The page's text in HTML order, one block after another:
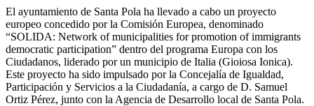
El ayuntamiento de Santa Pola ha llevado a cabo un proyecto
europeo concedido por la Comisión Europea, denominado
“SOLIDA: Network of municipalities for promotion of immigrants
democratic participation” dentro del programa Europa con los
Ciudadanos, liderado por un municipio de Italia (Gioiosa Ionica).
Este proyecto ha sido impulsado por la Concejalía de Igualdad,
Participación y Servicios a la Ciudadanía, a cargo de D. Samuel
Ortiz Pérez, junto con la Agencia de Desarrollo local de Santa Pola.